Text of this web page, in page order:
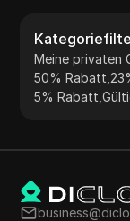
Meine privaten
50% Rabatt
5% Rabatt ,